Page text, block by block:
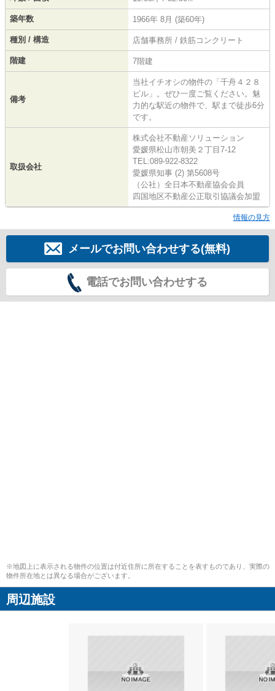
築年数 1966年 8月 (築60年)
種別 / 構造 店舗事務所 / 鉄筋コンクリート
階建 7階建
備考
当社イチオシの物件の「千舟４２８
ビル」。ぜひ一度ご覧ください。魅
力的な駅近の物件で、駅まで徒歩6分
です。
取扱会社
株式会社不動産ソリューション
愛媛県松山市朝美２丁目7-12
TEL:089-922-8322
愛媛県知事 (2) 第5608号
（公社）全日本不動産協会会員
四国地区不動産公正取引協議会加盟
情報の見方
メールでお問い合わせする(無料)
電話でお問い合わせする
※地図上に表示される物件の位置は付近住所に所在することを表すものであり、実際の
物件所在地とは異なる場合がございます。
周辺施設